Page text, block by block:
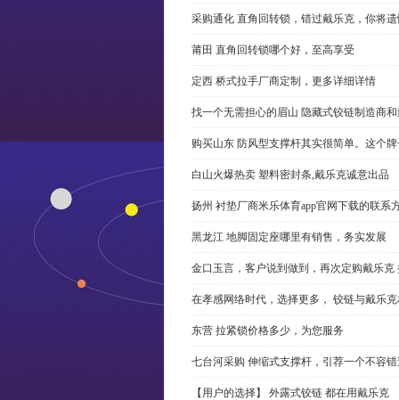
采购通化 直角回转锁，错过戴乐克，你将
莆田 直角回转锁哪个好，至高享受
定西 桥式拉手厂商定制，更多详细详情
找一个无需担心的眉山 隐藏式铰链制造商
购买山东 防风型支撑杆其实很简单。这个
白山火爆热卖 塑料密封条,戴乐克诚意出品
扬州 衬垫厂商米乐体育app官网下载的联系
黑龙江 地脚固定座哪里有销售，务实发展
金口玉言，客户说到做到，再次定购戴乐克
在孝感网络时代，选择更多， 铰链与戴乐
东营 拉紧锁价格多少，为您服务
七台河采购 伸缩式支撑杆，引荐一个不容
【用户的选择】 外露式铰链 都在用戴乐克